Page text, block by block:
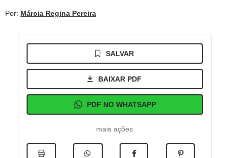
Por: Márcia Regina Pereira
SALVAR
BAIXAR PDF
PDF NO WHATSAPP
mais ações